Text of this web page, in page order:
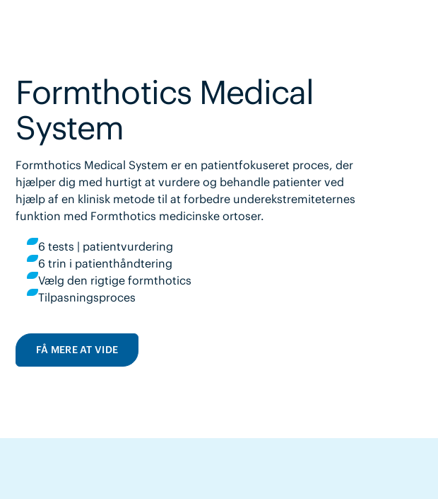
Formthotics Medical
System
Formthotics Medical System er en patientfokuseret proces, der
hjælper dig med hurtigt at vurdere og behandle patienter ved
hjælp af en klinisk metode til at forbedre underekstremiteternes
funktion med Formthotics medicinske ortoser.
6 tests | patientvurdering
6 trin i patienthåndtering
Vælg den rigtige formthotics
Tilpasningsproces
FÅ MERE AT VIDE